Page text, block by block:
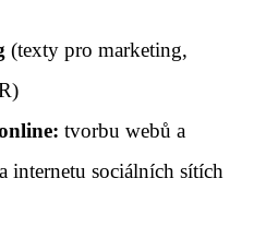
(texty pro marketing,
tvorbu webů a
internetu sociálních sítích